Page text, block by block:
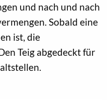
und nach und nach
Sobald eine
ist, die
Teig abgedeckt für